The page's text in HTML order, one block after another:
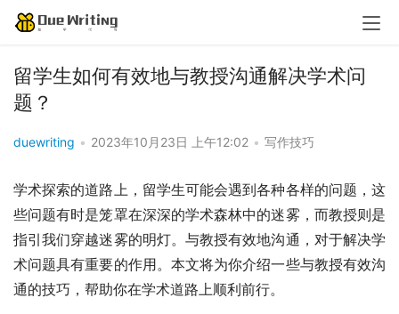
留学生如何有效地与教授沟通解决学术问
题？
duewriting • 2023年10月23日 上午12:02 • 写作技巧
学术探索的道路上，留学生可能会遇到各种各样的问题，这
些问题有时是笼罩在深深的学术森林中的迷雾，而教授则是
指引我们穿越迷雾的明灯。与教授有效地沟通，对于解决学
术问题具有重要的作用。本文将为你介绍一些与教授有效沟
通的技巧，帮助你在学术道路上顺利前行。